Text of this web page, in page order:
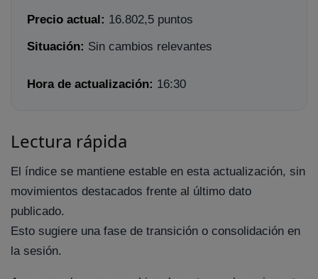
Precio actual: 16.802,5 puntos
Situación: Sin cambios relevantes
Hora de actualización: 16:30
Lectura rápida
El índice se mantiene estable en esta actualización, sin
movimientos destacados frente al último dato
publicado.
Esto sugiere una fase de transición o consolidación en
la sesión.